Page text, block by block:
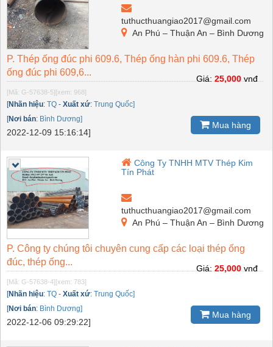
tuthucthuangiao2017@gmail.com
An Phú – Thuận An – Bình Dương
P. Thép ống đúc phi 609.6, Thép ống hàn phi 609.6, Thép
ống đúc phi 609,6...
[Mã: G-57638-5] [xem: 968]
[Nhãn hiệu: TQ - Xuất xứ: Trung Quốc]
[Nơi bán: Bình Dương]
2022-12-09 15:16:14]
Giá:25,000vnđ
Mua hàng
Công Ty TNHH MTV Thép Kim
Tín Phát
tuthucthuangiao2017@gmail.com
An Phú – Thuận An – Bình Dương
P. Công ty chúng tôi chuyên cung cấp các loại thép ống
đúc, thép ống...
[Mã: G-57638-4] [xem: 783]
[Nhãn hiệu: TQ - Xuất xứ: Trung Quốc]
[Nơi bán: Bình Dương]
2022-12-06 09:29:22]
Giá:25,000vnđ
Mua hàng